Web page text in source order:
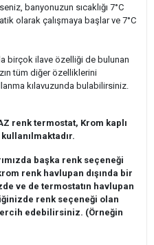
banyonuzun sıcaklığı 7°C
olarak çalışmaya başlar ve 7°C
birçok ilave özelliği de bulunan
tüm diğer özelliklerini
kılavuzunda bulabilirsiniz.
renk termostat, Krom kaplı
başka renk seçeneği
renk havlupan dışında bir
ve de termostatın havlupan
renk seçeneği olan
edebilirsiniz. (Örneğin